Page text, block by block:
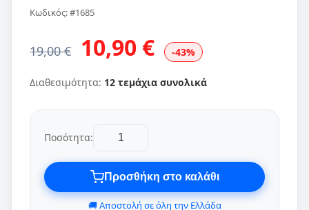
Κωδικός: #1685
19,00 € 10,90 € -43%
Διαθεσιμότητα: 12 τεμάχια συνολικά
Ποσότητα:
Προσθήκη στο καλάθι
🚚 Αποστολή σε όλη την Ελλάδα